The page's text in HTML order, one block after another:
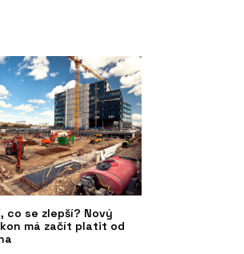
co se zlepší? Nový
má začít platit od